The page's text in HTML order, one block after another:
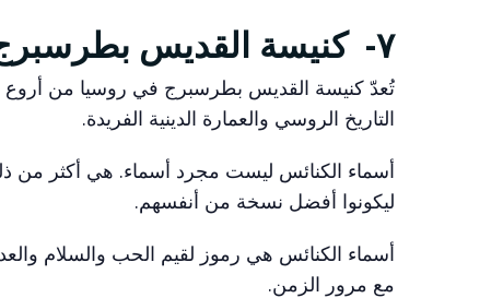
٧- كنيسة القديس بطرسبرج – سانت بطرسبرج:
تُعدّ كنيسة القديس بطرسبرج في روسيا من أروع
التاريخ الروسي والعمارة الدينية الفريدة.
أسماء الكنائس ليست مجرد أسماء. هي أكثر من
ليكونوا أفضل نسخة من أنفسهم.
أسماء الكنائس هي رموز لقيم الحب والسلام
مع مرور الزمن.